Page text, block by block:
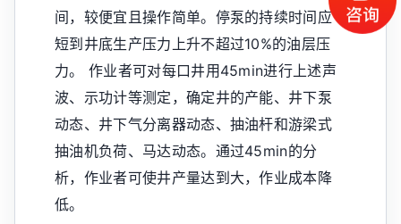
间，较便宜且操作简单。停泵的持续时间应
短到井底生产压力上升不超过10%的油层压
力。 作业者可对每口井用45min进行上述声
波、示功计等测定，确定井的产能、井下泵
动态、井下气分离器动态、抽油杆和游梁式
抽油机负荷、马达动态。通过45min的分
析，作业者可使井产量达到大，作业成本降
低。